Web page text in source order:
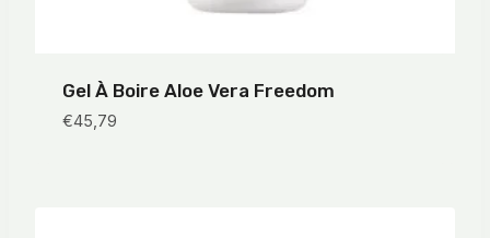
Gel À Boire Aloe Vera Freedom
€45,79